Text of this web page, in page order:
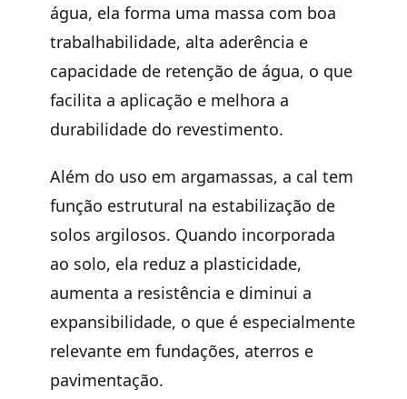
água, ela forma uma massa com boa
trabalhabilidade, alta aderência e
capacidade de retenção de água, o que
facilita a aplicação e melhora a
durabilidade do revestimento.
Além do uso em argamassas, a cal tem
função estrutural na estabilização de
solos argilosos. Quando incorporada
ao solo, ela reduz a plasticidade,
aumenta a resistência e diminui a
expansibilidade, o que é especialmente
relevante em fundações, aterros e
pavimentação.